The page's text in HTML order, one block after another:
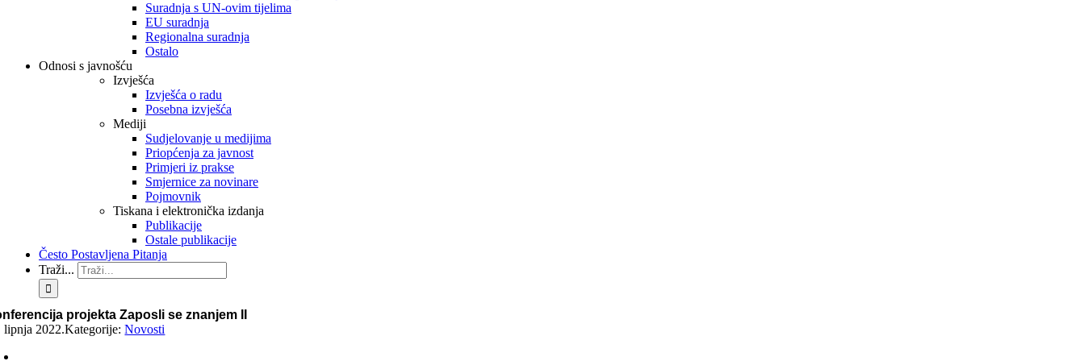
Suradnja s UN-ovim tijelima
EU suradnja
Regionalna suradnja
Ostalo
Odnosi s javnošću
Izvješća
Izvješća o radu
Posebna izvješća
Mediji
Sudjelovanje u medijima
Priopćenja za javnost
Primjeri iz prakse
Smjernice za novinare
Pojmovnik
Tiskana i elektronička izdanja
Publikacije
Ostale publikacije
Često Postavljena Pitanja
Traži...
projekta Zaposli se znanjem II
lipnja 2022.Kategorije:Novosti